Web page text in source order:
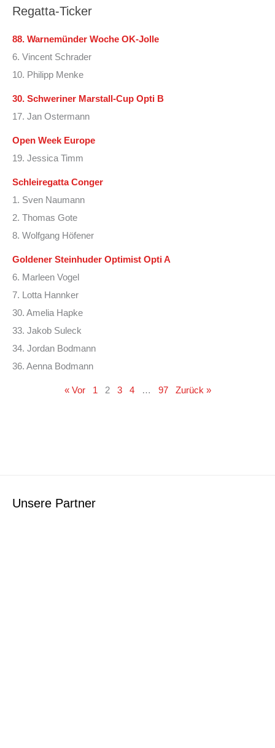
Regatta-Ticker
88. Warnemünder Woche OK-Jolle
6. Vincent Schrader
10. Philipp Menke
30. Schweriner Marstall-Cup Opti B
17. Jan Ostermann
Open Week Europe
19. Jessica Timm
Schleiregatta Conger
1. Sven Naumann
2. Thomas Gote
8. Wolfgang Höfener
Goldener Steinhuder Optimist Opti A
6. Marleen Vogel
7. Lotta Hannker
30. Amelia Hapke
33. Jakob Suleck
34. Jordan Bodmann
36. Aenna Bodmann
« Vor 1 2 3 4 … 97 Zurück »
Unsere Partner